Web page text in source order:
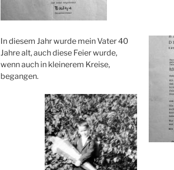
In diesem Jahr wurde mein Vater 40
Jahre alt, auch diese Feier wurde,
wenn auch in kleinerem Kreise,
begangen.